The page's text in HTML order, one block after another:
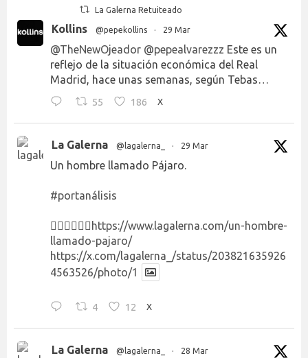
La Galerna Retuiteado
Kollins @pepekollins · 29 Mar
@TheNewOjeador @pepealvarezzz Este es un
reflejo de la situación económica del Real
Madrid, hace unas semanas, según Tebas…
55 186 X
La Galerna @lagalerna_ · 29 Mar
Un hombre llamado Pájaro.
#portanálisis
👉🏻👉🏻👉🏻 https://www.lagalerna.com/un-hombre-
llamado-pajaro/
https://x.com/lagalerna_/status/203821635926
4563526/photo/1
4 12 X
La Galerna @lagalerna_ · 28 Mar